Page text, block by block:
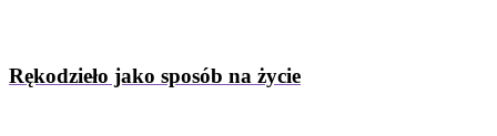
Rękodzieło jako sposób na życie